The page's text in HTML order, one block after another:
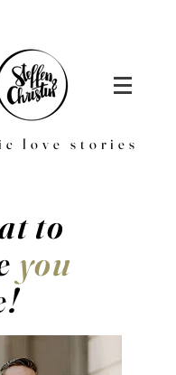
love stories
to
you